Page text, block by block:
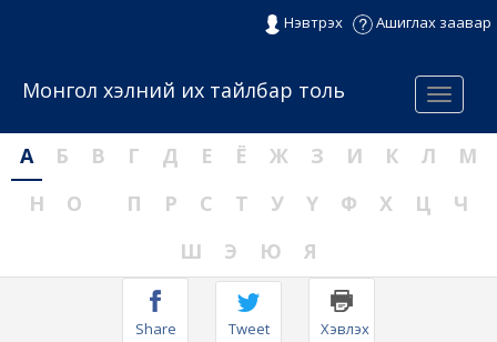
Нэвтрэх Ашиглах заавар
Menu
Монгол хэлний их тайлбар толь
А Б В Г Д Е Ё Ж З И К Л
М
Н
О П Р С Т У Ү Ф Х Ц
Ч
Ш
Э Ю Я
Share Tweet Хэвлэх